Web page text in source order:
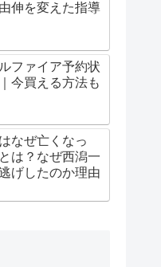
伸を変えた指導
ファイア予約状
今買える方法も
なぜ亡くなっ
は？なぜ西潟一
げしたのか理由